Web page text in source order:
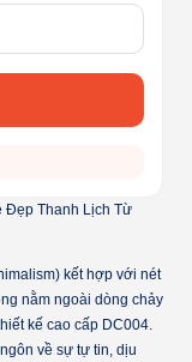
Đẹp Thanh Lịch Từ
kết hợp với nét
nằm ngoài dòng chảy
kế cao cấp DC004
về sự tự tin, dịu